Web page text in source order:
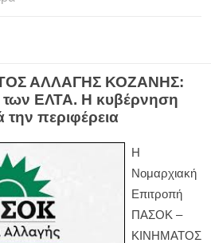
ΑΛΛΑΓΗΣ ΚΟΖΑΝΗΣ:
των ΕΛΤΑ. Η κυβέρνηση
την περιφέρεια
Η
Νομαρχιακή
Επιτροπή
ΠΑΣΟΚ –
ΚΙΝΗΜΑΤΟΣ